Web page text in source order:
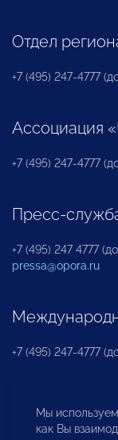
Отдел
+7 (495) 247-4777
Ассоциация
+7 (495) 247-4777
Пресс-
+7 (495) 247 4777
pressa@opora.ru
+7 (495) 247-4777
Бюро по
инвесторов
Мы
как Вы